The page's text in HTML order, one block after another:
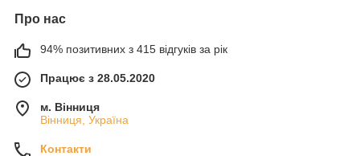
Про нас
94% позитивних з 415 відгуків за рік
Працює з 28.05.2020
м. Вінниця
Вінниця, Україна
Контакти